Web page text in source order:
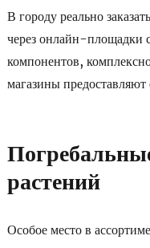
В городу реально
через онлайн-площадки
компонентов,
магазины предоставляют
растений
Особое место в